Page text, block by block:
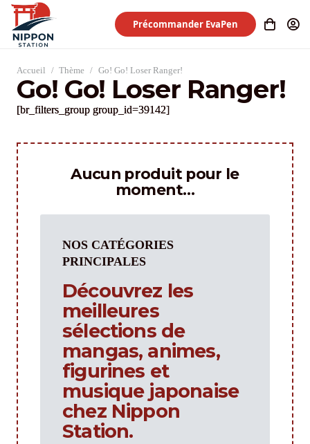
Précommander EvaPen
Accueil / Thème / Go! Go! Loser Ranger!
Go! Go! Loser Ranger!
[br_filters_group group_id=39142]
Aucun produit pour le
moment…
NOS CATÉGORIES
PRINCIPALES
Découvrez les
meilleures
sélections de
mangas, animes,
figurines et
musique japonaise
chez Nippon
Station.